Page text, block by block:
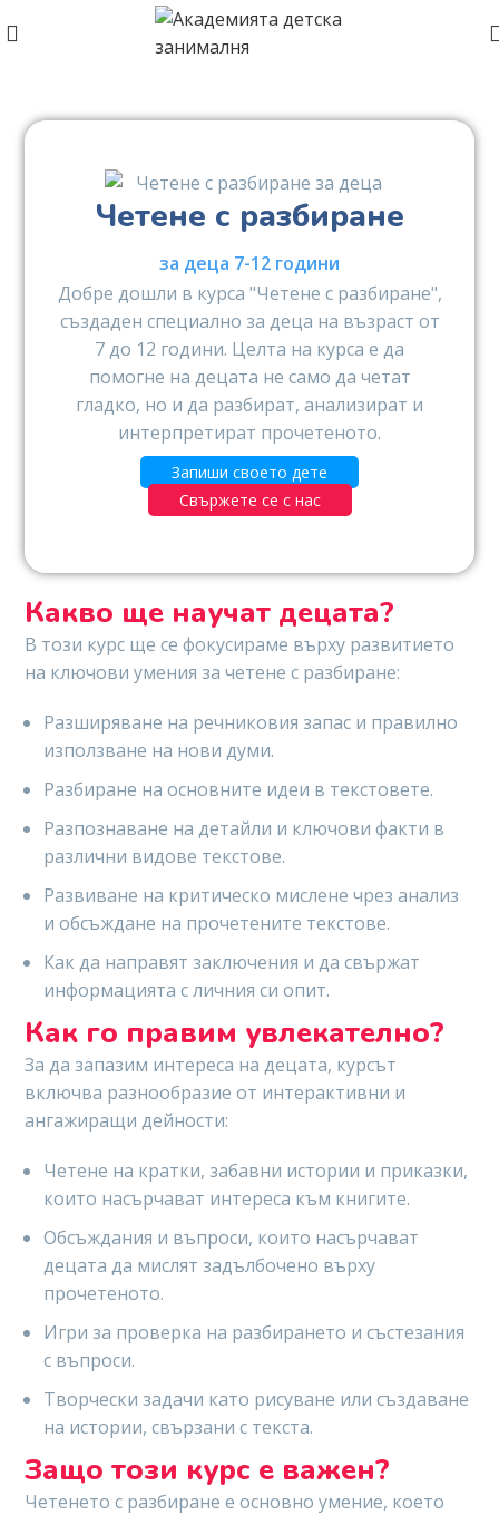
Четене с разбиране
за деца 7-12 години
Добре дошли в курса "Четене с разбиране",
създаден специално за деца на възраст от
7 до 12 години. Целта на курса е да
помогне на децата не само да четат
гладко, но и да разбират, анализират и
интерпретират прочетеното.
Запиши своето дете
Свържете се с нас
Какво ще научат децата?
В този курс ще се фокусираме върху развитието
на ключови умения за четене с разбиране:
Разширяване на речниковия запас и правилно
използване на нови думи.
Разбиране на основните идеи в текстовете.
Разпознаване на детайли и ключови факти в
различни видове текстове.
Развиване на критическо мислене чрез анализ
и обсъждане на прочетените текстове.
Как да направят заключения и да свържат
информацията с личния си опит.
Как го правим увлекателно?
За да запазим интереса на децата, курсът
включва разнообразие от интерактивни и
ангажиращи дейности:
Четене на кратки, забавни истории и приказки,
които насърчават интереса към книгите.
Обсъждания и въпроси, които насърчават
децата да мислят задълбочено върху
прочетеното.
Игри за проверка на разбирането и състезания
с въпроси.
Творчески задачи като рисуване или създаване
на истории, свързани с текста.
Защо този курс е важен?
Четенето с разбиране е основно умение, което